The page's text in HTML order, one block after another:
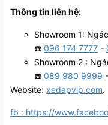
Thông tin liên hệ:
Showroom 1:
☎️ 096 174 7777 -
Showroom 2 :
☎️ 089 980 9999 -
Website: xedapvip.com
fb : https://